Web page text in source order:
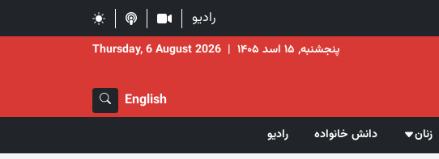
رادیو
پنجشنبه, ۱۵ اسد ۱۴۰۵ |
Thursday, 6 August 2026
English
زنان دانش خانواده رادیو